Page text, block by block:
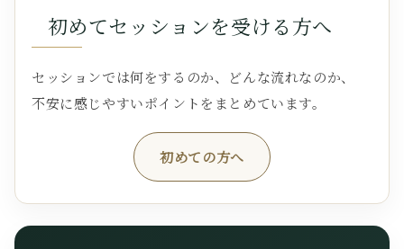
初めてセッションを受ける方へ
セッションでは何をするのか、どんな流れなのか、
不安に感じやすいポイントをまとめています。
初めての方へ